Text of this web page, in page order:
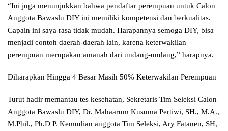
“Ini juga menunjukkan bahwa pendaftar perempuan untuk Calon
Anggota Bawaslu DIY ini memiliki kompetensi dan berkualitas.
Capain ini saya rasa tidak mudah. Harapannya semoga DIY, bisa
menjadi contoh daerah-daerah lain, karena keterwakilan
perempuan merupakan amanah dari undang-undang,” harapnya.
Diharapkan Hingga 4 Besar Masih 50% Keterwakilan Perempuan
Turut hadir memantau tes kesehatan, Sekretaris Tim Seleksi Calon
Anggota Bawaslu DIY, Dr. Mahaarum Kusuma Pertiwi, SH., M.A.,
M.Phil., Ph.D P. Kemudian anggota Tim Seleksi, Ary Fatanen, SH,